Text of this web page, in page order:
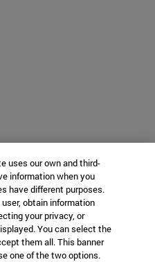
uses our own and third-
information when you
have different purposes.
obtain information
your privacy, or
You can select the
them all. This banner
one of the two options.